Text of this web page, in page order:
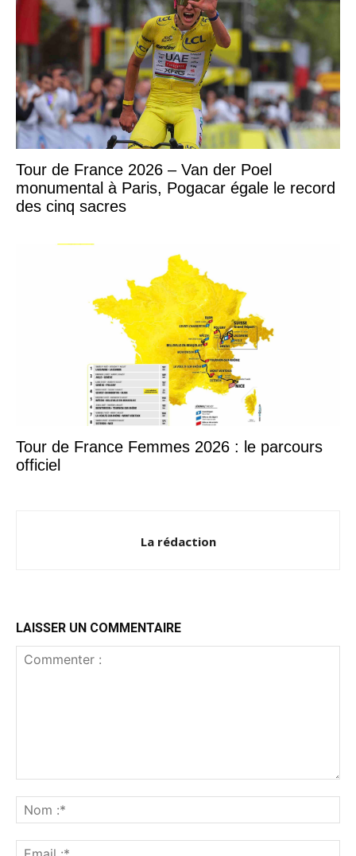
Tour de France 2026 – Van der Poel
monumental à Paris, Pogacar égale le record
des cinq sacres
Tour de France Femmes 2026 : le parcours
officiel
La rédaction
LAISSER UN COMMENTAIRE